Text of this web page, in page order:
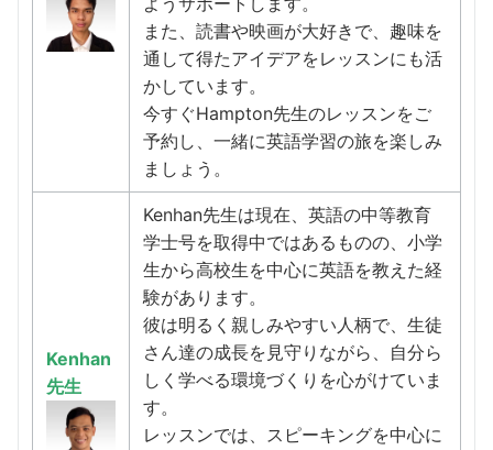
また、読書や映画が大好きで、趣味を
通して得たアイデアをレッスンにも活
かしています。
今すぐHampton先生のレッスンをご
予約し、一緒に英語学習の旅を楽しみ
ましょう。
Kenhan
先生
Kenhan先生は現在、英語の中等教育
学士号を取得中ではあるものの、小学
生から高校生を中心に英語を教えた経
験があります。
彼は明るく親しみやすい人柄で、生徒
さん達の成長を見守りながら、自分ら
しく学べる環境づくりを心がけていま
す。
レッスンでは、スピーキングを中心に